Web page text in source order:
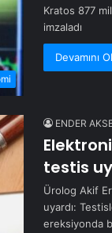
Kratos 877
imzaladı
Devamını
ENDER
testis
Ürolog Akif
uyardı:
ereksiyonda